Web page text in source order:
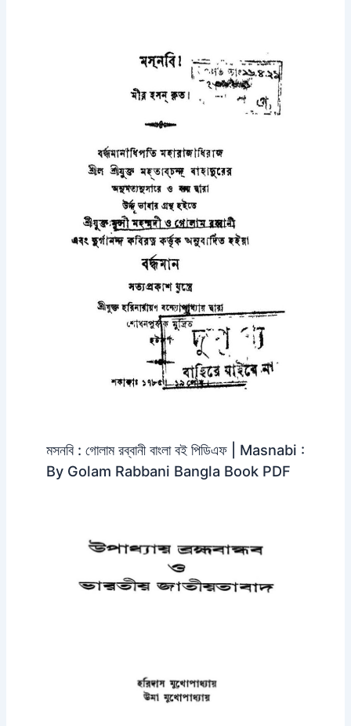
মসনবি : গোলাম রব্বানী বাংলা বই পিডিএফ | Masnabi :
By Golam Rabbani Bangla Book PDF